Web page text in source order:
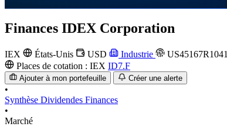
Finances IDEX Corporation
IEX États-Unis USD Industrie
US45167R1041
Places de cotation : IEX ID7.F
Ajouter à mon portefeuille Créer une alerte
•
Synthèse Dividendes Finances
•
Marché